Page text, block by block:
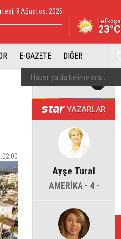
8 Ağustos, 2026
Lefkoşa
23°C
E-GAZETE DİĞER
YAZARLAR
Ayşe Tural
AMERİKA - 4 -